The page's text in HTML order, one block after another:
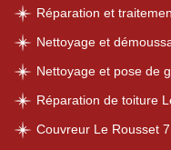
Réparation et
Nettoyage et
Nettoyage et pose de
Réparation de toiture
Couvreur Le Rousset